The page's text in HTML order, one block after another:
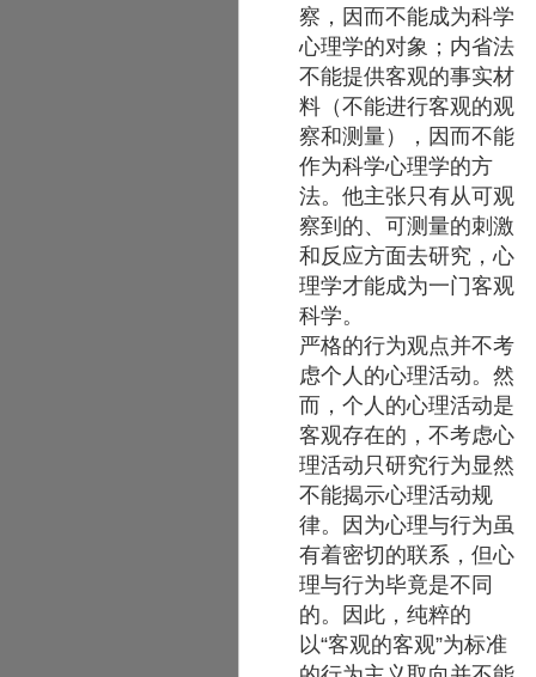
察，因而不能成为科学
心理学的对象；内省法
不能提供客观的事实材
料（不能进行客观的观
察和测量），因而不能
作为科学心理学的方
法。他主张只有从可观
察到的、可测量的刺激
和反应方面去研究，心
理学才能成为一门客观
科学。
严格的行为观点并不考
虑个人的心理活动。然
而，个人的心理活动是
客观存在的，不考虑心
理活动只研究行为显然
不能揭示心理活动规
律。因为心理与行为虽
有着密切的联系，但心
理与行为毕竟是不同
的。因此，纯粹的
以“客观的客观”为标准